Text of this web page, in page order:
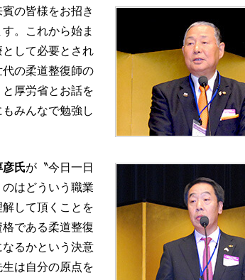
の皆様をお招き
。これから始ま
して必要とされ
の柔道整復師の
厚労省とお話を
みんなで勉強し
彦氏が〝今日一日
はどういう職業
して頂くことを
である柔道整復
るかという決意
は自分の原点を